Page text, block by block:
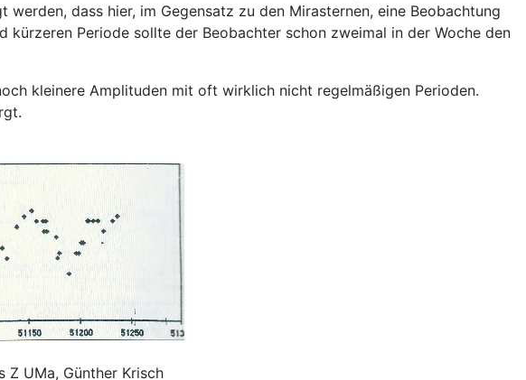
dass hier, im Gegensatz zu den Mirasternen, eine Beobachtung
Periode sollte der Beobachter schon zweimal in der Woche den
kleinere Amplituden mit oft wirklich nicht regelmäßigen Perioden.
Z UMa, Günther Krisch